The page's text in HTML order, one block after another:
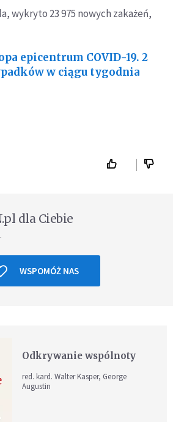
wykryto 23 975 nowych zakażeń,
epicentrum COVID-19. 2
w ciągu tygodnia
dla Ciebie
WSPOMÓŻ NAS
Odkrywanie wspólnoty
red. kard. Walter Kasper, George
Augustin